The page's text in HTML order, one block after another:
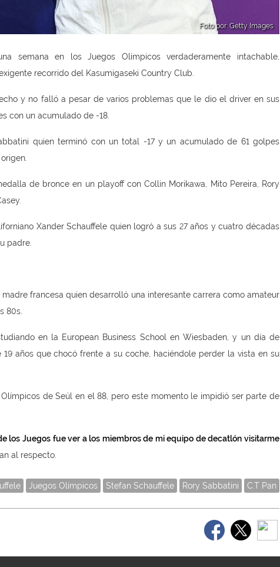
Foto por: Getty Images
semana en los Juegos Olímpicos verdaderamente intachable,
recorrido del Kasumigaseki Country Club.
y no falló a pesar de varios problemas que le dio el driver en sus
con un acumulado de -18.
quien terminó con un total -17 y un acumulado de 61 golpes
de bronce en un playoff con Collin Morikawa, Mito Pereira, Rory
Xander Schauffele quien logró a sus 27 años y cuatro décadas
padre.
francesa quien desarrolló una interesante carrera como amateur
80s.
en la European Business School en Wiesbaden, y un día de
años que chocó frente a su coche, haciéndole perder la vista en su
de Seúl en el 88, pero este momento le impidió ser parte de
los Juegos fue ver a los miembros de mi equipo de decatlón visitarme
al respecto.
Juegos Olímpicos Stefan Schauffele Rory Sabbatini C.T Pan